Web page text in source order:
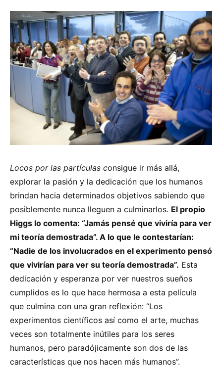
Locos por las partículas consigue ir más allá,
explorar la pasión y la dedicación que los humanos
brindan hacia determinados objetivos sabiendo que
posiblemente nunca lleguen a culminarlos. El propio
Higgs lo comenta: “Jamás pensé que viviría para ver
mi teoría demostrada”. A lo que le contestarían:
“Nadie de los involucrados en el experimento pensó
que vivirían para ver su teoría demostrada”. Esta
dedicación y esperanza por ver nuestros sueños
cumplidos es lo que hace hermosa a esta película
que culmina con una gran reflexión: “Los
experimentos científicos así como el arte, muchas
veces son totalmente inútiles para los seres
humanos, pero paradójicamente son dos de las
características que nos hacen más humanos”.